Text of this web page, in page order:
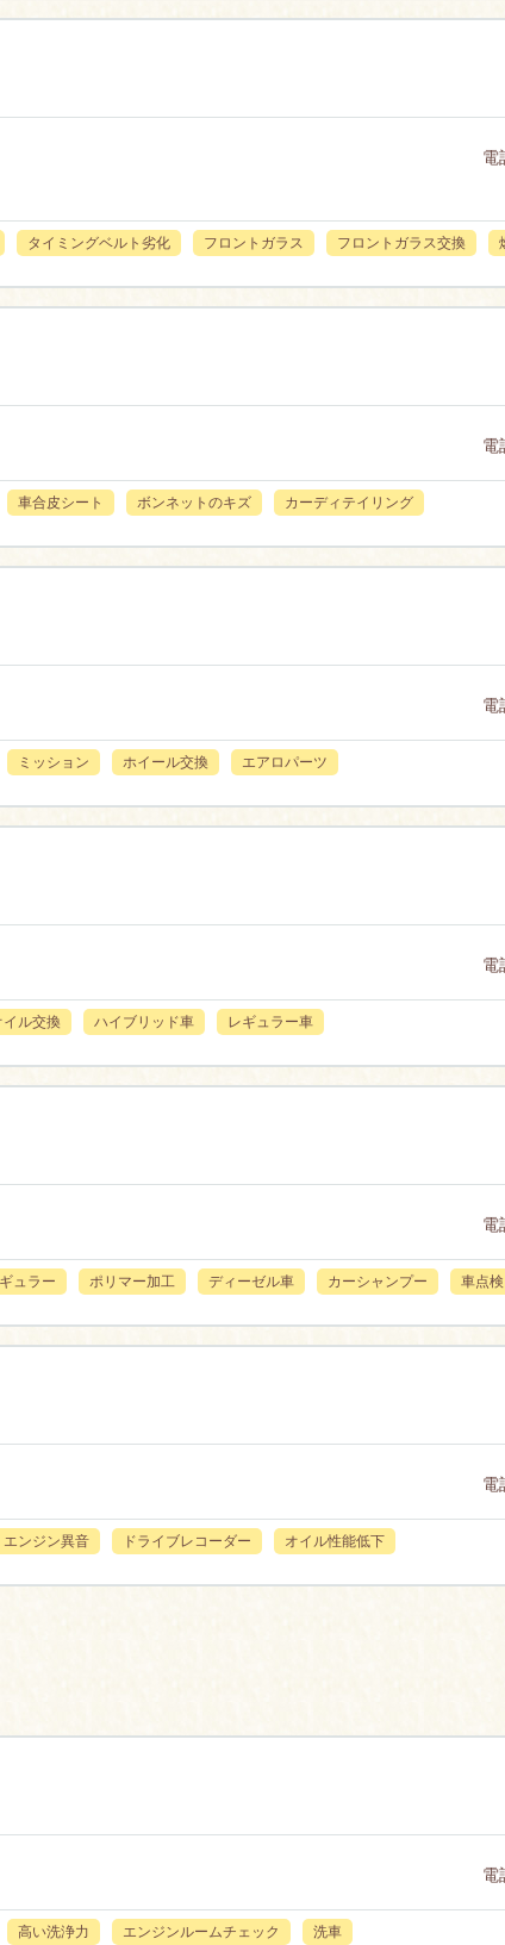
電
タイミングベルト劣化 フロントガラス フロントガラス交換
電
車合皮シート ボンネットのキズ カーディテイリング
電
ミッション ホイール交換 エアロパーツ
電
イル交換 ハイブリッド車 レギュラー車
電
ュラー ポリマー加工 ディーゼル車 カーシャンプー 車点検
電
エンジン異音 ドライブレコーダー オイル性能低下
電
高い洗浄力 エンジンルームチェック 洗車